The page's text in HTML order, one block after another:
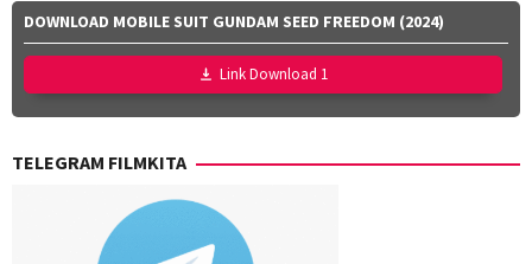
Mutia
Effendi,
Nurul
Ravika
DOWNLOAD MOBILE SUIT GUNDAM SEED FREEDOM (2024)
Link Download 1
TELEGRAM FILMKITA